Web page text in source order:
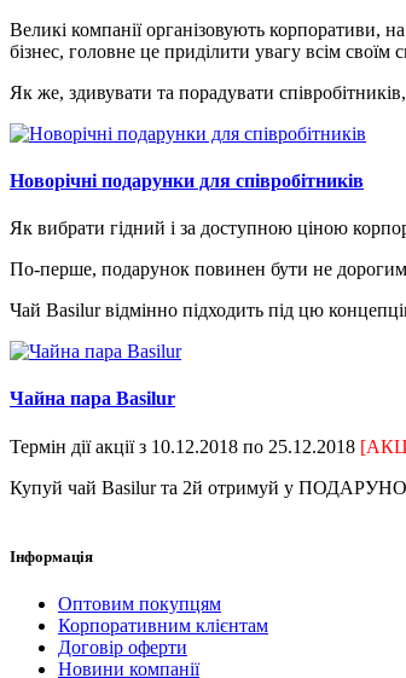
Великі компанії організовують корпоративи,
бізнес, головне це приділити увагу всім
Як же, здивувати та порадувати
Новорічні подарунки для співробітників
Як вибрати гідний і за доступною ціною
По-перше, подарунок повинен бути не
Чай Basilur відмінно підходить під цю
Чайна пара Basilur
Термін дії акції з 10.12.2018 по 25.12.2018
Купуй чай Basilur та 2й отримуй у
Інформація
Оптовим покупцям
Корпоративним клієнтам
Договір оферти
Новини компанії